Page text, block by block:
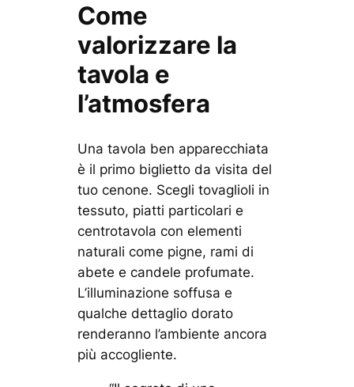
Come
valorizzare la
tavola e
l’atmosfera
Una tavola ben apparecchiata
è il primo biglietto da visita del
tuo cenone. Scegli tovaglioli in
tessuto, piatti particolari e
centrotavola con elementi
naturali come pigne, rami di
abete e candele profumate.
L’illuminazione soffusa e
qualche dettaglio dorato
renderanno l’ambiente ancora
più accogliente.